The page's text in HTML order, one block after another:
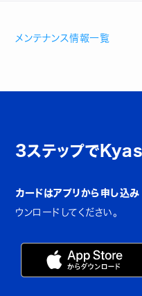
メンテナンス情報一覧
3ステップで
カードはアプリから申し込
ウンロードしてください。